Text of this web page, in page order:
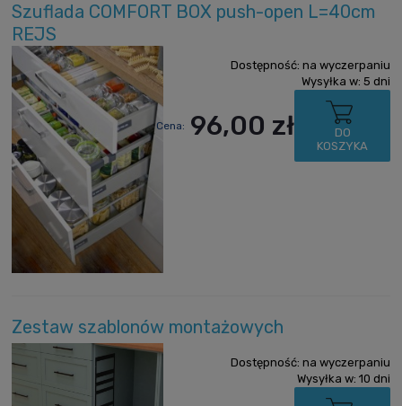
Szuflada COMFORT BOX push-open L=40cm
REJS
Dostępność: na wyczerpaniu
Wysyłka w: 5 dni
Cena: 96,00 zł
DO
KOSZYKA
Zestaw szablonów montażowych
Dostępność: na wyczerpaniu
Wysyłka w: 10 dni